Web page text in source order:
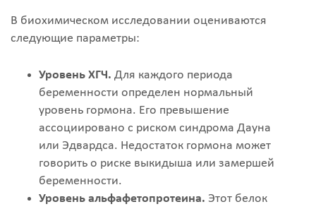
В биохимическом исследовании оцениваются
следующие параметры:
Уровень ХГЧ. Для каждого периода
беременности определен нормальный
уровень гормона. Его превышение
ассоциировано с риском синдрома Дауна
или Эдвардса. Недостаток гормона может
говорить о риске выкидыша или замершей
беременности.
Уровень альфафетопротеина. Этот белок